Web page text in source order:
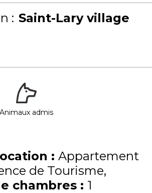
: Saint-Lary village
Animaux admis
: Appartement
de Tourisme
chambres : 1